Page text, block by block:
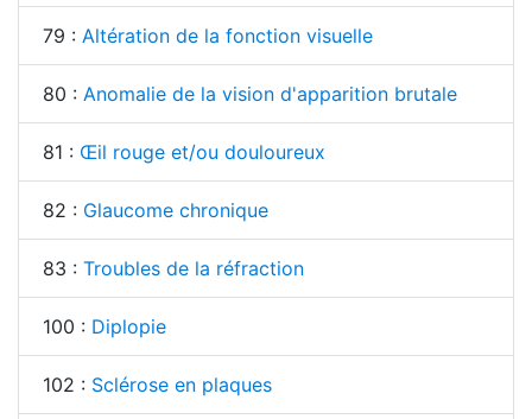
79 : Altération de la fonction visuelle
80 : Anomalie de la vision d'apparition brutale
81 : Œil rouge et/ou douloureux
82 : Glaucome chronique
83 : Troubles de la réfraction
100 : Diplopie
102 : Sclérose en plaques